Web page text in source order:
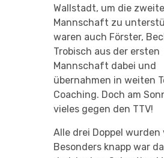
Wallstadt, um die zweite
Mannschaft zu
waren auch Förster,
Trobisch aus der ersten
Mannschaft dabei und
übernahmen in weiten
Coaching. Doch am
vieles gegen den TTV!
Alle drei Doppel wurden
Besonders knapp war